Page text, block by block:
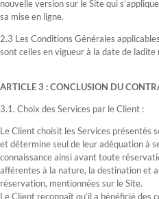
nouvelle version sur le Site qui
sa mise en ligne.
2.3 Les Conditions Générales
sont celles en vigueur à la date de
ARTICLE 3 : CONCLUSION DU
3.1. Choix des Services par le Client :
Le Client choisit les Services présentés
et détermine seul de leur adéquation à
connaissance ainsi avant toute
afférentes à la nature, la destination et
réservation, mentionnées sur le Site.
Le Client reconnaît qu’il a bénéficié des